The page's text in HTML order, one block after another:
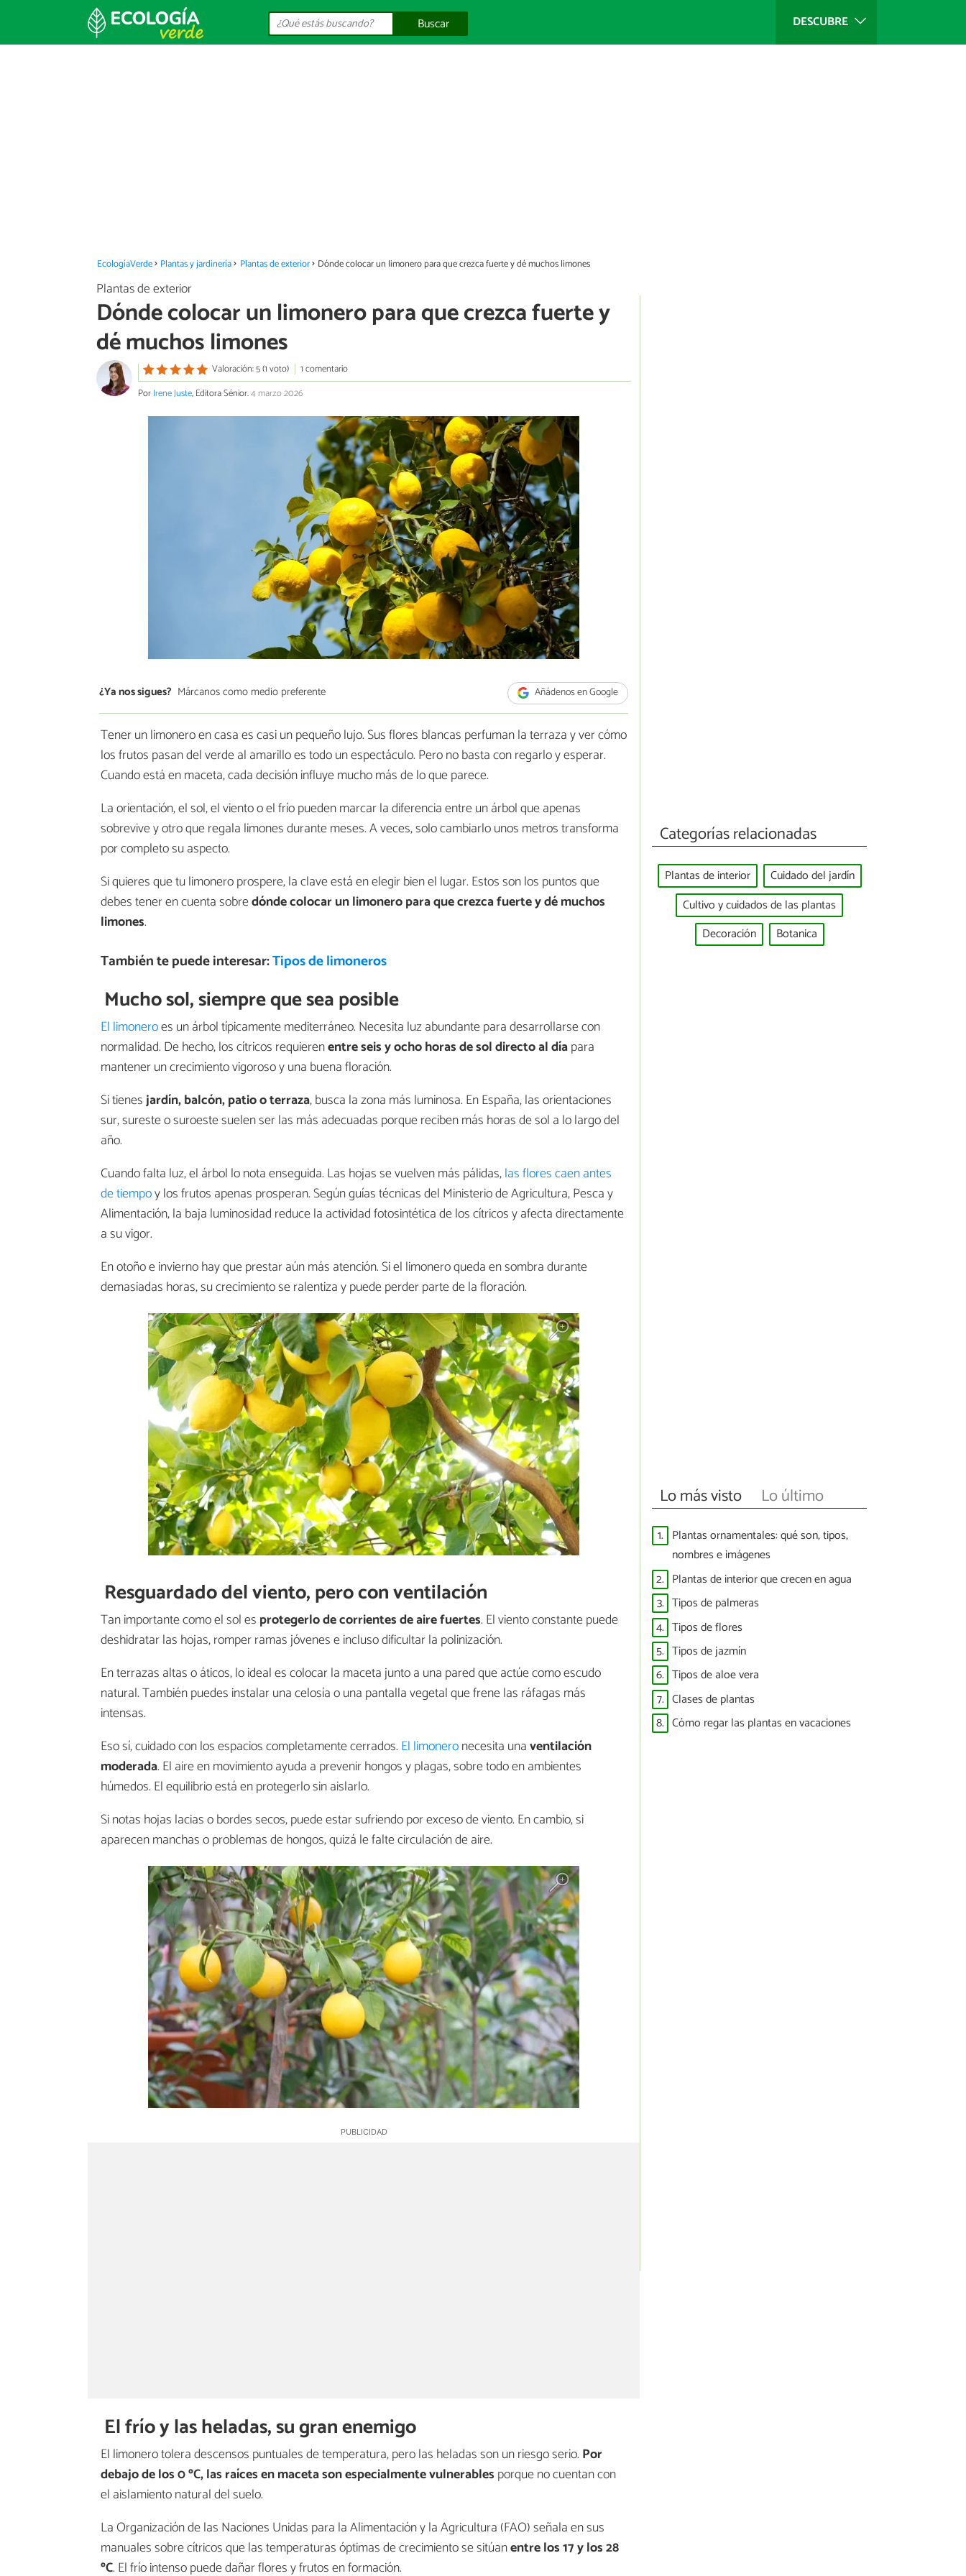
DESCUBRE
Buscar
EcologíaVerde Plantas y jardinería Plantas de exterior Dónde colocar un limonero para que crezca fuerte y dé muchos limones
Plantas de exterior
Dónde colocar un limonero para que crezca fuerte y
dé muchos limones
Valoración: 5 (1 voto)
1 comentario
PorIrene Juste, Editora Sénior.4 marzo 2026
¿Ya nos sigues? Márcanos como medio preferente Añádenos en Google
Tener un limonero en casa es casi un pequeño lujo. Sus flores blancas perfuman la terraza y ver cómo
los frutos pasan del verde al amarillo es todo un espectáculo. Pero no basta con regarlo y esperar.
Cuando está en maceta, cada decisión influye mucho más de lo que parece.
La orientación, el sol, el viento o el frío pueden marcar la diferencia entre un árbol que apenas
sobrevive y otro que regala limones durante meses. A veces, solo cambiarlo unos metros transforma
por completo su aspecto.
Si quieres que tu limonero prospere, la clave está en elegir bien el lugar. Estos son los puntos que
debes tener en cuenta sobredónde colocar un limonero para que crezca fuerte y dé muchos
limones.
También te puede interesar:Tipos de limoneros
Mucho sol, siempre que sea posible
El limoneroes un árbol típicamente mediterráneo. Necesita luz abundante para desarrollarse con
normalidad. De hecho, los cítricos requierenentre seis y ocho horas de sol directo al díapara
mantener un crecimiento vigoroso y una buena floración.
Si tienesjardín, balcón, patio o terraza, busca la zona más luminosa. En España, las orientaciones
sur, sureste o suroeste suelen ser las más adecuadas porque reciben más horas de sol a lo largo del
año.
Cuando falta luz, el árbol lo nota enseguida. Las hojas se vuelven más pálidas,las flores caen antes
de tiempoy los frutos apenas prosperan. Según guías técnicas del Ministerio de Agricultura, Pesca y
Alimentación, la baja luminosidad reduce la actividad fotosintética de los cítricos y afecta directamente
a su vigor.
En otoño e invierno hay que prestar aún más atención. Si el limonero queda en sombra durante
demasiadas horas, su crecimiento se ralentiza y puede perder parte de la floración.
Resguardado del viento, pero con ventilación
Tan importante como el sol es protegerlo de corrientes de aire fuertes. El viento constante puede
deshidratar las hojas, romper ramas jóvenes e incluso dificultar la polinización.
En terrazas altas o áticos, lo ideal es colocar la maceta junto a una pared que actúe como escudo
natural. También puedes instalar una celosía o una pantalla vegetal que frene las ráfagas más
intensas.
Eso sí, cuidado con los espacios completamente cerrados. El limoneronecesita unaventilación
moderada. El aire en movimiento ayuda a prevenir hongos y plagas, sobre todo en ambientes
húmedos. El equilibrio está en protegerlo sin aislarlo.
Si notas hojas lacias o bordes secos, puede estar sufriendo por exceso de viento. En cambio, si
aparecen manchas o problemas de hongos, quizá le falte circulación de aire.
El frío y las heladas, su gran enemigo
El limonero tolera descensos puntuales de temperatura, pero las heladas son un riesgo serio. Por
debajo de los 0 ºC, las raíces en maceta son especialmente vulnerables porque no cuentan con
el aislamiento natural del suelo.
La Organización de las Naciones Unidas para la Alimentación y la Agricultura (FAO) señala en sus
manuales sobre cítricos que las temperaturas óptimas de crecimiento se sitúanentre los 17 y los 28
ºC. El frío intenso puede dañar flores y frutos en formación.
Categorías relacionadas
Plantas de interior
Cuidado del jardín
Cultivo y cuidados de las plantas
Decoración
Botanica
Lo más visto Lo último
1. Plantas ornamentales: qué son, tipos,
nombres e imágenes
2. Plantas de interior que crecen en agua
3. Tipos de palmeras
4. Tipos de flores
5. Tipos de jazmín
6. Tipos de aloe vera
7. Clases de plantas
8. Cómo regar las plantas en vacaciones